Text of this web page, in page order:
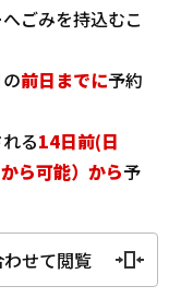
ごみを持込むこ
前日までに予約
る14日前(日
ら可能） から予
せて閲覧